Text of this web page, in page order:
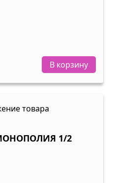
В корзину
1/2